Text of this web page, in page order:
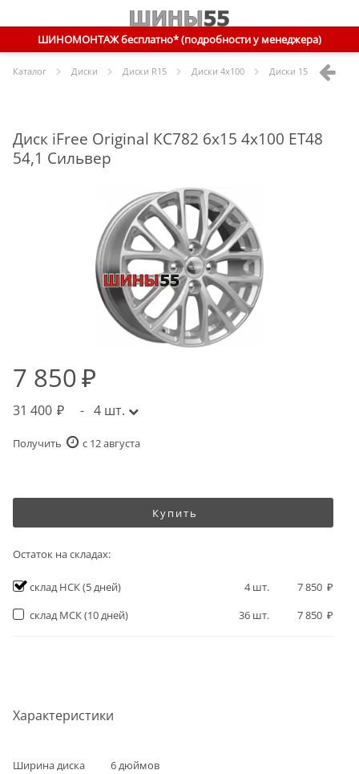
ШИНОМОНТАЖ бесплатно* (подробности у менеджера)
Каталог Диски Диски R15 Диски 4x100 Диски 15 4x100 ET48
Диск iFree Original КС782 6x15 4x100 ET48
54,1 Сильвер
Характеристики
Ширина диска 6дюймов
7 850
31 400 - 4 шт.
Получить c 12 августа
Купить
Остаток на складах:
склад НСК(5 дней) 4шт.
7 850
склад МСК(10 дней) 36 шт. 7 850